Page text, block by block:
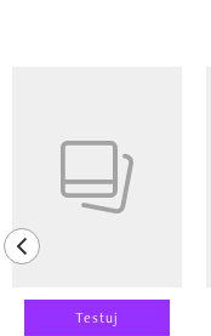
previous element
Testuj